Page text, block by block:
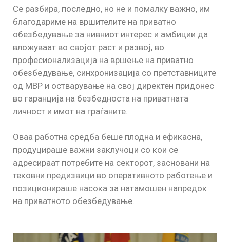
Се разбира, последно, но не и помалку важно, им
благодариме на вршителите на приватно
обезбедување за нивниот интерес и амбиции да
вложуваат во својот раст и развој, во
професионализација на вршење на приватно
обезбедување, синхронизација со претставниците
од МВР и остварување на свој директен придонес
во гаранција на безбедноста на приватната
личност и имот на граѓаните.
Оваа работна средба беше плодна и ефикасна,
продуцираше важни заклучоци со кои се
адресираат потребите на секторот, засновани на
тековни предизвици во оперативното работење и
позиционираше насока за натамошен напредок
на приватното обезбедување.